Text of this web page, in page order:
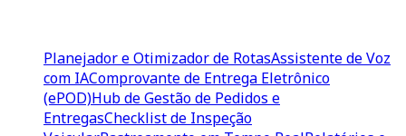
Planejador e Otimizador de RotasAssistente de Voz
com IAComprovante de Entrega Eletrônico
(ePOD)Hub de Gestão de Pedidos e
EntregasChecklist de Inspeção